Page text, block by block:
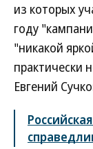
из которых
году
"никакой
практически
Евгений